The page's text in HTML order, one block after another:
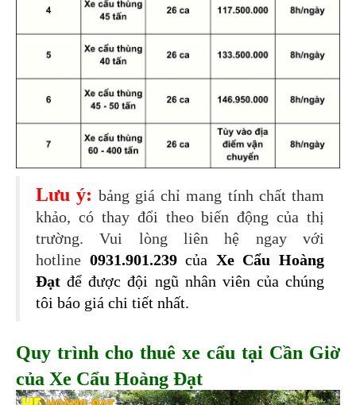
Lưu ý: bảng giá chỉ mang tính chất tham
khảo, có thay đổi theo biến động của thị
trường. Vui lòng liên hệ ngay với
hotline 0931.901.239 của Xe Cẩu Hoàng
Đạt để được đội ngũ nhân viên của chúng
tôi báo giá chi tiết nhất.
Quy trình cho thuê xe cẩu tại Cần Giờ
của Xe Cẩu Hoàng Đạt